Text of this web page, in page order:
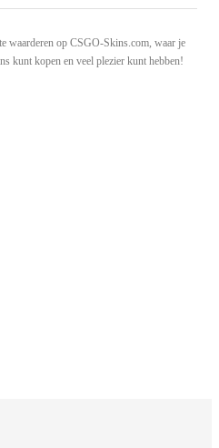
waarderen op CSGO-Skins.com, waar je
kunt kopen en veel plezier kunt hebben!